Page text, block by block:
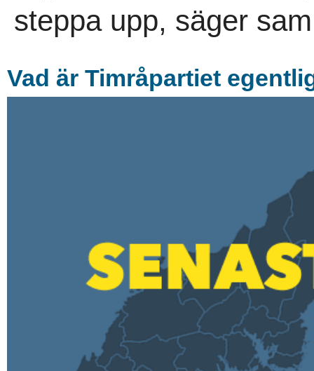
steppa upp, säger
Vad är Timråpartiet